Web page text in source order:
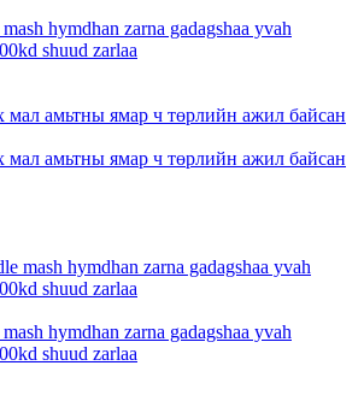
hymdhan zarna gadagshaa yvah
shuud zarlaa
мал амьтны ямар ч төрлийн ажил байсан
мал амьтны ямар ч төрлийн ажил байсан
hymdhan zarna gadagshaa yvah
shuud zarlaa